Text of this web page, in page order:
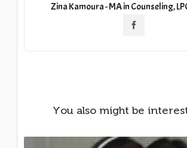
Zina Kamoura - MA in Counseling,
You also might be